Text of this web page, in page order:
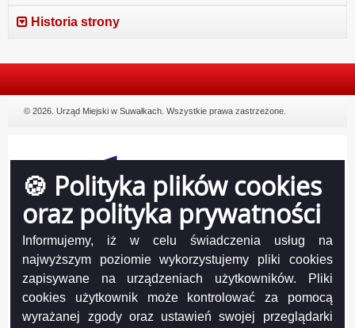
🍪 Polityka plików cookies
oraz polityka prywatności
Informujemy, iż w celu świadczenia usług na
najwyższym poziomie wykorzystujemy pliki cookies
zapisywane na urządzeniach użytkowników. Pliki
cookies użytkownik może kontrolować za pomocą
wyrażanej zgody oraz ustawień swojej przeglądarki
Historia strony
© 2026. Urząd Miejski w Suwałkach. Wszystkie prawa zastrzeżone.